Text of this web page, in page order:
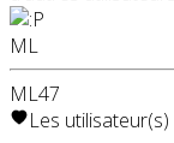
ML
ML47
Les